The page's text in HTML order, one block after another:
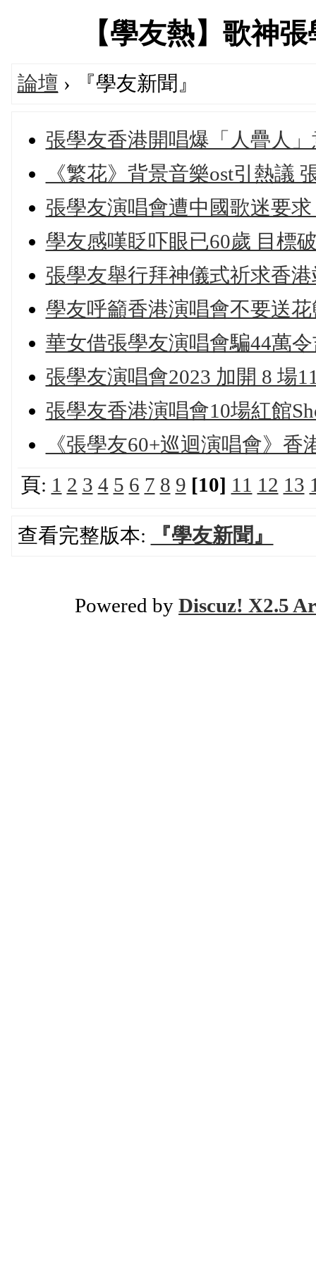
【學友熱】歌神
論壇 › 『學友新聞』
張學友香港開唱爆「人疊人
《繁花》背景音樂ost引熱議
張學友演唱會遭中國歌迷要
學友感嘆眨吓眼已60歲 目標
張學友舉行拜神儀式祈求香
學友呼籲香港演唱會不要送
華女借張學友演唱會騙44萬
張學友演唱會2023 加開 8 場
張學友香港演唱會10場紅館
《張學友60+巡迴演唱會》香
頁: 1 2 3 4 5 6 7 8 9 [10] 11 12 13
查看完整版本: 『學友新聞』
Powered by Discuz! X2.5